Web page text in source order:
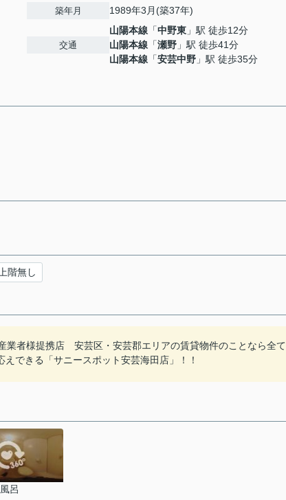
築年月 1989年3月(築37年)
交通
山陽本線 「中野東 」駅 徒歩12分
山陽本線 「瀬野 」駅 徒歩41分
山陽本線 「安芸中野 」駅 徒歩35分
上階無し
者様提携店 安芸区・安芸郡エリアの賃貸物件のことなら全て
できる「サニースポット安芸海田店」！！
風呂